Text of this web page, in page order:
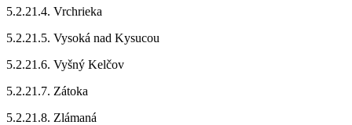
5.2.21.4. Vrchrieka
5.2.21.5. Vysoká nad Kysucou
5.2.21.6. Vyšný Kelčov
5.2.21.7. Zátoka
5.2.21.8. Zlámaná